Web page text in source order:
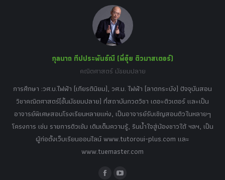
window
กุลนาถ ทีปประพันธ์ณี (พี่อุ๋ย ติวมาสเตอร์)
คณิตศาสตร์ มัธยมปลาย
การศึกษา :วศ.บ.ไฟฟ้า (เกียรตินิยม), วศ.ม. ไฟฟ้า (ลาดกระบัง) ปัจจุบันสอน
วิชาคณิตศาสตร์(ชั้นมัธยมปลาย) ที่สถาบันกวดวิชา เดอะติวเตอร์ และเป็น
อาจารย์พิเศษสอนโรงเรียนหลายแห่ง, เป็นอาจารย์รับเชิญสอนติวในหลายๆ
โครงการ เช่น รายการติวเข้ม เติมเต็มความรู้, รินน้ำใจสู่น้องชาวใต้ ฯลฯ, เป็น
ผู้ก่อตั้งเว็บเรียนออนไลน์ www.tutoroui-plus.com และ
www.tuemaster.com